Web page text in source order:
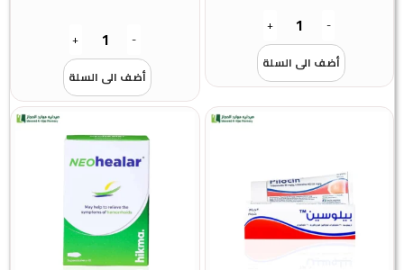
-
+
أضف الى السلة
-
+
أضف الى السلة